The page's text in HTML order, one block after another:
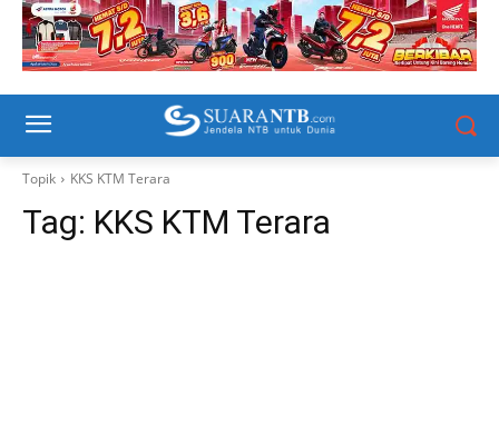
Topik KKS KTM Terara
Tag: KKS KTM Terara